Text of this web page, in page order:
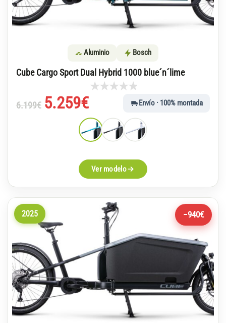
Aluminio Bosch
Cube Cargo Sport Dual Hybrid 1000 blue´n´lime
Envío · 100% montada
6.199€
El
5.259€
El
Ver modelo
2025 −940€